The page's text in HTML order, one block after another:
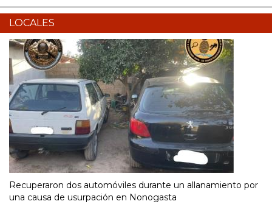
LOCALES
Recuperaron dos automóviles durante un allanamiento por
una causa de usurpación en Nonogasta